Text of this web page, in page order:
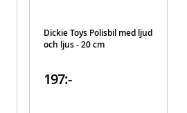
Dickie Toys Polisbil med ljud
och ljus - 20 cm
197:-